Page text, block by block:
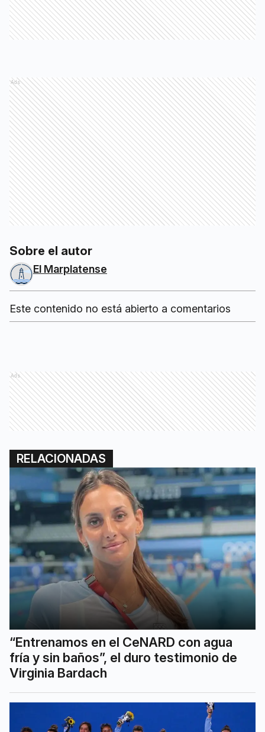
Ads
Sobre el autor
El Marplatense
Este contenido no está abierto a comentarios
Ads
RELACIONADAS
“Entrenamos en el CeNARD con agua
fría y sin baños”, el duro testimonio de
Virginia Bardach